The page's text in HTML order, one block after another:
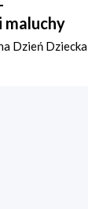
maluchy
Dzień Dziecka